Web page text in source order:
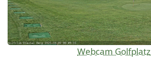
Webcam Golfplatz